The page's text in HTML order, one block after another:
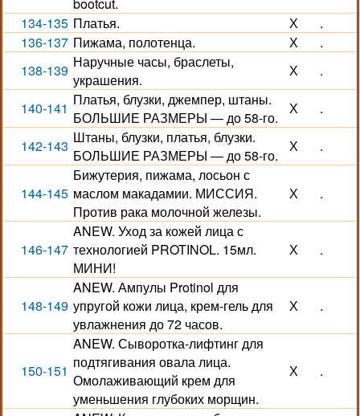
134-135 Платья. Х
.
136-137 Пижама, полотенца. Х
.
138-139 Наручные часы, браслеты,
украшения.
Х .
140-141 Платья, блузки, джемпер, штаны.
БОЛЬШИЕ РАЗМЕРЫ — до 58-го.
Х .
142-143 Штаны, блузки, платья, блузки.
БОЛЬШИЕ РАЗМЕРЫ — до 58-го.
Х .
144-145
Бижутерия, пижама, лосьон с
маслом макадамии. МИССИЯ.
Против рака молочной железы.
Х .
146-147
ANEW. Уход за кожей лица с
технологией PROTINOL. 15мл.
МИНИ!
Х .
148-149
ANEW. Ампулы Protinol для
упругой кожи лица, крем-гель для
увлажнения до 72 часов.
Х .
150-151
ANEW. Сыворотка-лифтинг для
подтягивания овала лица.
Омолаживающий крем для
уменьшения глубоких морщин.
Х .